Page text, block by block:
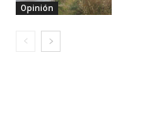
Opinión